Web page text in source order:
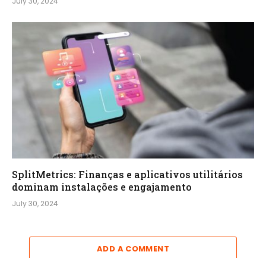
SplitMetrics: Finanças e aplicativos utilitários
dominam instalações e engajamento
July 30, 2024
ADD A COMMENT